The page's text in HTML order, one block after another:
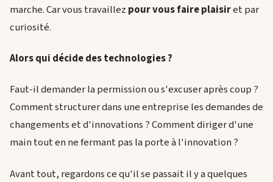
marche. Car vous travaillez pour vous faire plaisiret par
curiosité.
Alors qui décide des technologies ?
Faut-il demander la permission ou s'excuser après coup ?
Comment structurer dans une entreprise les demandes de
changements et d'innovations ? Comment diriger d'une
main tout en ne fermant pas la porte à l'innovation ?
Avant tout, regardons ce qu'il se passait il y a quelques